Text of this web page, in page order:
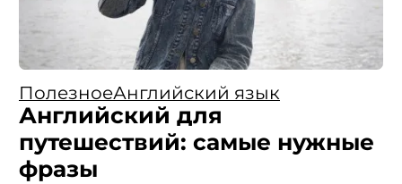
ПолезноеАнглийский язык
Английский для
путешествий: самые нужные
фразы